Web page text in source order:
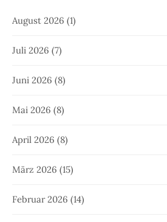
August 2026 (1)
Juli 2026 (7)
Juni 2026 (8)
Mai 2026 (8)
April 2026 (8)
März 2026 (15)
Februar 2026 (14)